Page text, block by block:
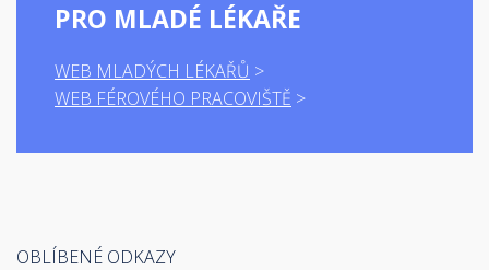
PRO MLADÉ LÉKAŘE
WEB MLADÝCH LÉKAŘŮ
WEB FÉROVÉHO PRACOVIŠTĚ
OBLÍBENÉ ODKAZY